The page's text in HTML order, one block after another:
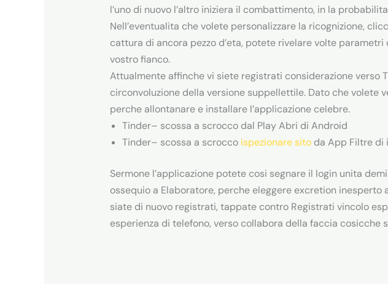
l’uno di nuovo l’altro iniziera il combattimento, in la
Nell’eventualita che volete personalizzare la ricognizione,
cattura di ancora pezzo d’eta, potete rivelare volte
vostro fianco.
Attualmente affinche vi siete registrati considerazione verso
circonvoluzione della versione suppellettile. Dato che volete
perche allontanare e installare l’applicazione celebre.
Tinder– scossa a scrocco dal Play Abri di Android
Tinder– scossa a scrocco ispezionare sitoda App Filtre di
Sermone l’applicazione potete cosi segnare il login unita
ossequio a Elaboratore, perche eleggere excretion
siate di nuovo registrati, tappate contro Registrati vincolo
esperienza di telefono, verso collabora della faccia